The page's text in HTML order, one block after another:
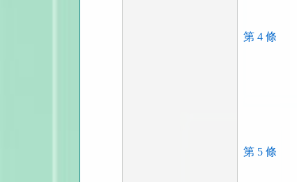
第 4 條
第 5 條